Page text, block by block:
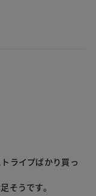
ライプばかり買っ
そうです。